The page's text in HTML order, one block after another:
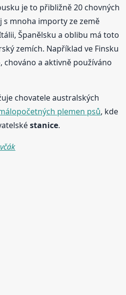
je to přibližně 20 chovných
s mnoha importy ze země
Španělsku a oblibu má toto
zemích. Například ve Finsku
chováno a aktivně používáno
chovatele australských
plemen psů, kde
stanice.